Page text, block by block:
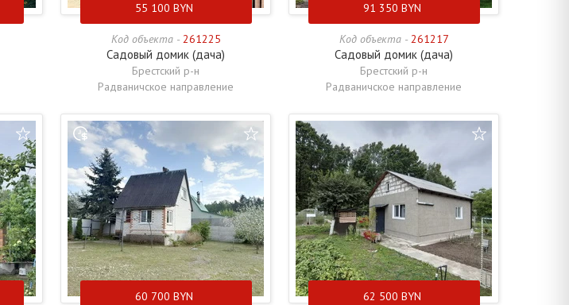
55 100 BYN
Код объекта - 261225
Садовый домик (дача)
Брестский р-н
Радваничское направление
91 350 BYN
Код объекта - 261217
Садовый домик (дача)
Брестский р-н
Радваничское направление
60 700 BYN 62 500 BYN